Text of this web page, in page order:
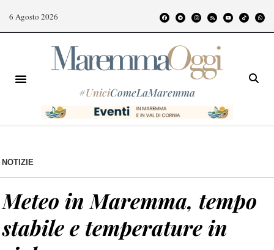
6 Agosto 2026
#UniciComeLaMaremma
NOTIZIE
Meteo in Maremma, tempo
stabile e temperature in